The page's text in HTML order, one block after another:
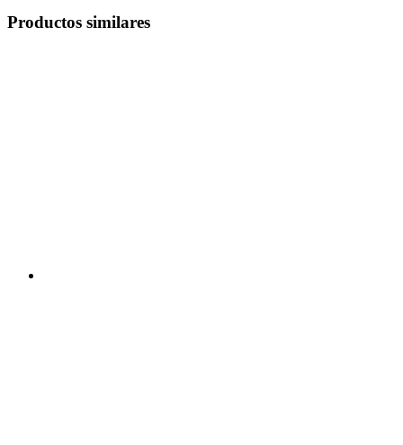
Productos similares